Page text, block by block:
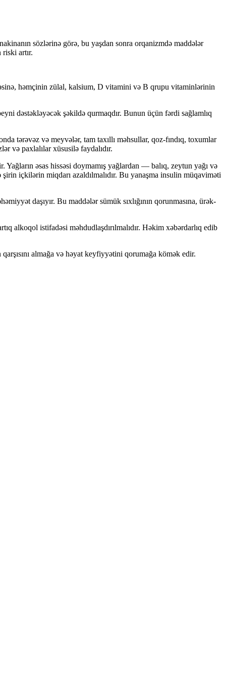
sözlərinə görə, bu yaşdan sonra orqanizmdə maddələr
artır.
həmçinin zülal, kalsium, D vitamini və B qrupu vitaminlərinin
dəstəkləyəcək şəkildə qurmaqdır. Bunun üçün fərdi sağlamlıq
tərəvəz və meyvələr, tam taxıllı məhsullar, qoz-fındıq, toxumlar
və paxlalılar xüsusilə faydalıdır.
əsas hissəsi doymamış yağlardan — balıq, zeytun yağı və
içkilərin miqdarı azaldılmalıdır. Bu yanaşma insulin müqaviməti
daşıyır. Bu maddələr sümük sıxlığının qorunmasına, ürək-
alkoqol istifadəsi məhdudlaşdırılmalıdır. Həkim xəbərdarlıq edib
almağa və həyat keyfiyyətini qorumağa kömək edir.